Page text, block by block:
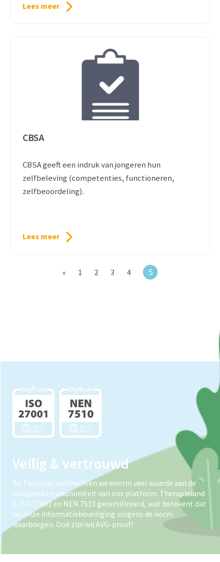
Lees meer
CBSA
CBSA geeft een indruk van jongeren hun
zelfbeleving (competenties, functioneren,
zelfbeoordeling).
Lees meer
« 1 2 3 4 5
Veilig & vertrouwd
Bij Therapieland hechten we enorm veel waarde aan de
veiligheid en anonimiteit van ons platform. Therapieland
is ISO 27001 en NEN 7510 gecertificeerd, wat betekent dat
wij onze informatiebeveiliging volgens de norm
waarborgen. Ook zijn wij AVG-proof!